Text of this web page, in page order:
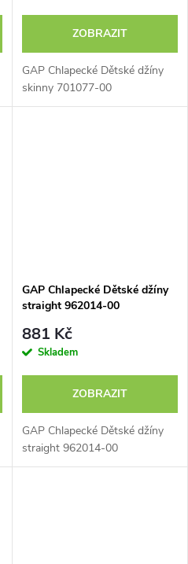
ZOBRAZIT
GAP Chlapecké Dětské džíny
skinny 701077-00
GAP Chlapecké Dětské džíny
straight 962014-00
881 Kč
Skladem
ZOBRAZIT
GAP Chlapecké Dětské džíny
straight 962014-00